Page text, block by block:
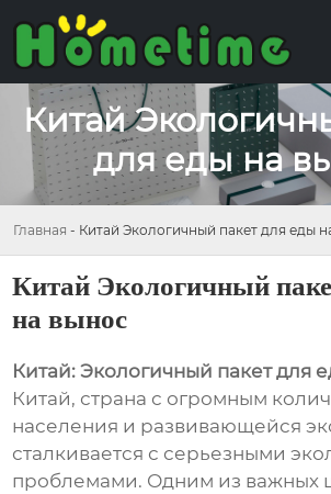
Китай
для еды на
Главная - Китай Экологичный пакет для еды
Китай Экологичный
на вынос
Китай: Экологичный пакет для
Китай, страна с огромным
населения и развивающейся
сталкивается с серьезными
проблемами. Одним из важных